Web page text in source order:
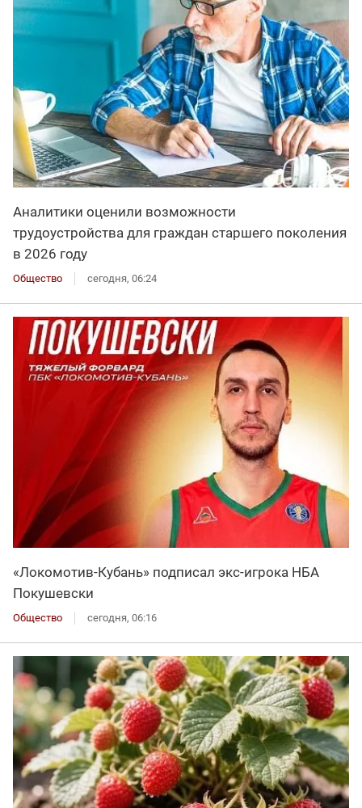
Аналитики оценили возможности
трудоустройства для граждан старшего поколения
в 2026 году
Общество сегодня, 06:24
«Локомотив-Кубань» подписал экс-игрока НБА
Покушевски
Общество сегодня, 06:16